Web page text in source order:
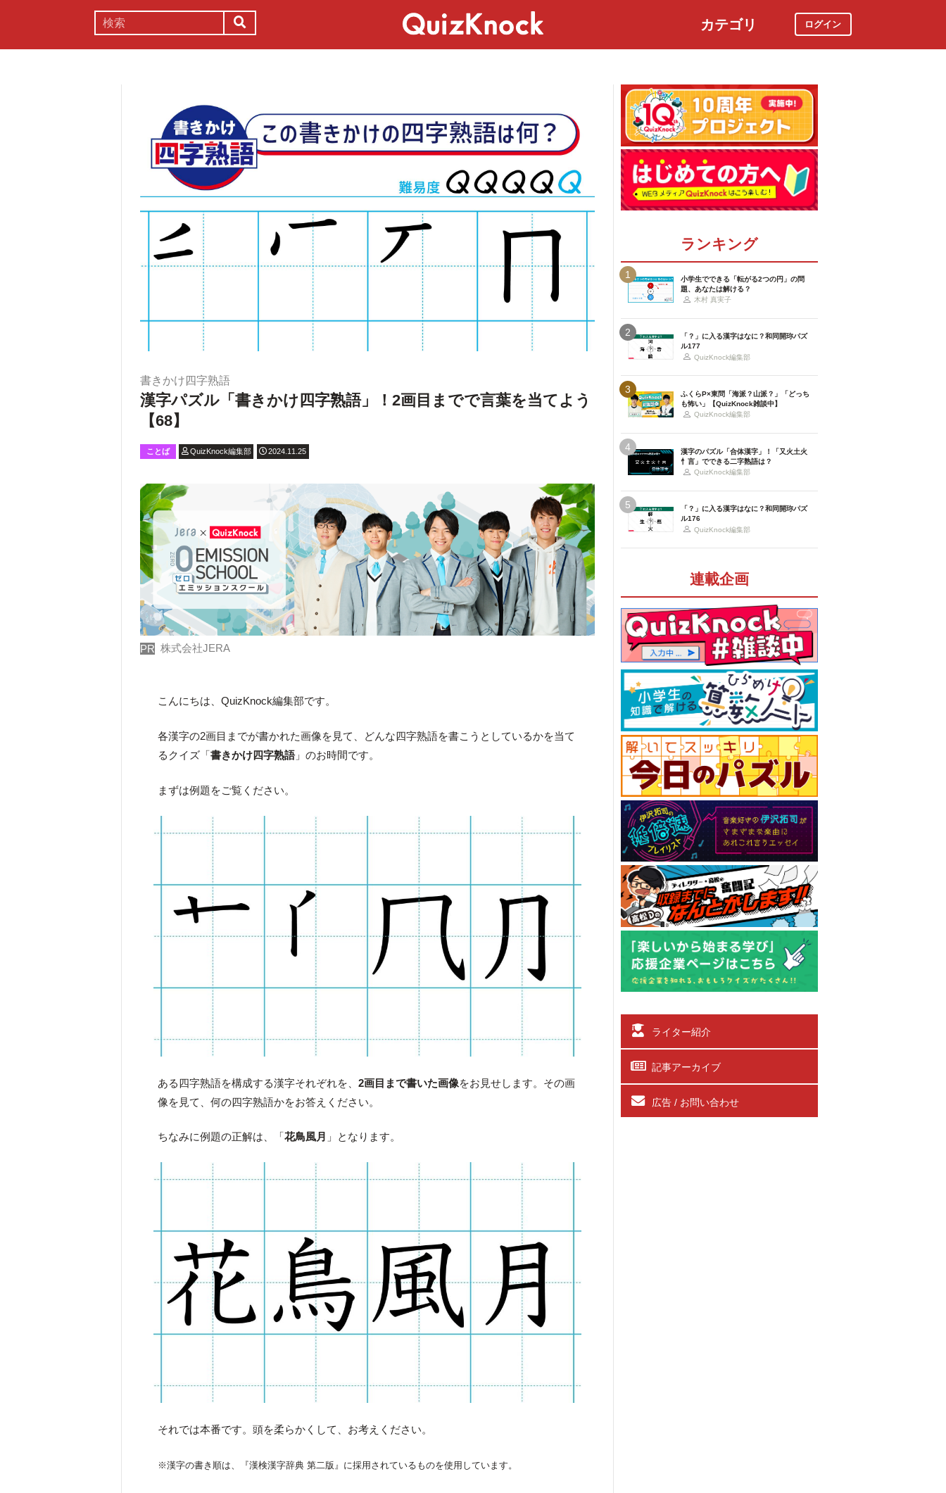
カテゴリ ログイン
書きかけ四字熟語
漢字パズル「書きかけ四字熟語」！2画目までで言葉を当てよう
【68】
ことば QuizKnock編集部 2024.11.25
PR 株式会社JERA
こんにちは、QuizKnock編集部です。
各漢字の2画目までが書かれた画像を見て、どんな四字熟語を書こうとしているかを当て
るクイズ「書きかけ四字熟語」のお時間です。
まずは例題をご覧ください。
ある四字熟語を構成する漢字それぞれを、2画目まで書いた画像をお見せします。その画
像を見て、何の四字熟語かをお答えください。
ちなみに例題の正解は、「花鳥風月 」となります。
それでは本番です。頭を柔らかくして、お考えください。
※漢字の書き順は、『漢検漢字辞典 第二版』に採用されているものを使用しています。
ランキング
1
小学生でできる「転がる2つの円」の問
題、あなたは解ける？
木村 真実子
2
「？」に入る漢字はなに？和同開珎パズ
ル177
QuizKnock編集部
3
ふくらP×東問「海派？山派？」「どっち
も怖い」【QuizKnock雑談中】
QuizKnock編集部
4
漢字のパズル「合体漢字」！「又火土火
忄言」でできる二字熟語は？
QuizKnock編集部
5
「？」に入る漢字はなに？和同開珎パズ
ル176
QuizKnock編集部
連載企画
ライター紹介
記事アーカイブ
広告 / お問い合わせ